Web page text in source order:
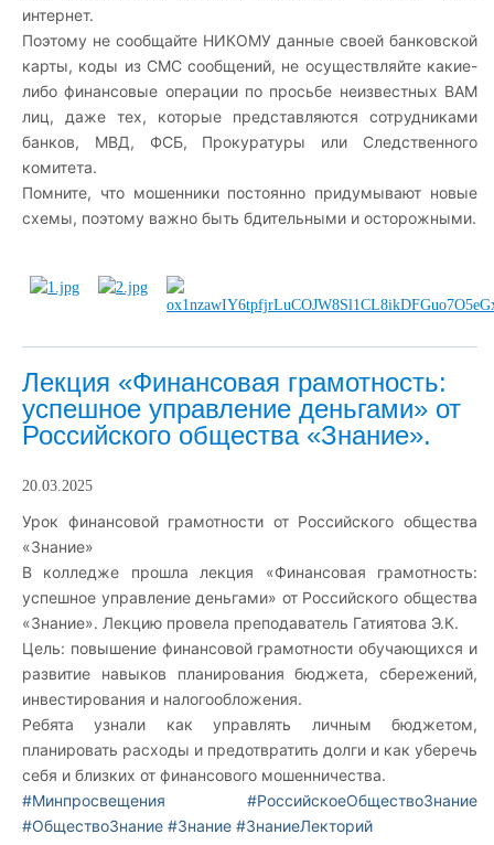
интернет.
Поэтому не сообщайте НИКОМУ данные своей банковской
карты, коды из СМС сообщений, не осуществляйте какие-
либо финансовые операции по просьбе неизвестных ВАМ
лиц, даже тех, которые представляются сотрудниками
банков, МВД, ФСБ, Прокуратуры или Следственного
комитета.
Помните, что мошенники постоянно придумывают новые
схемы, поэтому важно быть бдительными и осторожными.
Лекция «Финансовая грамотность:
успешное управление деньгами» от
Российского общества «Знание».
20.03.2025
Урок финансовой грамотности от Российского общества
«Знание»
В колледже прошла лекция «Финансовая грамотность:
успешное управление деньгами» от Российского общества
«Знание». Лекцию провела преподаватель Гатиятова Э.К.
Цель: повышение финансовой грамотности обучающихся и
развитие навыков планирования бюджета, сбережений,
инвестирования и налогообложения.
Ребята узнали как управлять личным бюджетом,
планировать расходы и предотвратить долги и как уберечь
себя и близких от финансового мошенничества.
#Минпросвещения
#РоссийскоеОбществоЗнание
#ОбществоЗнание #Знание #ЗнаниеЛекторий